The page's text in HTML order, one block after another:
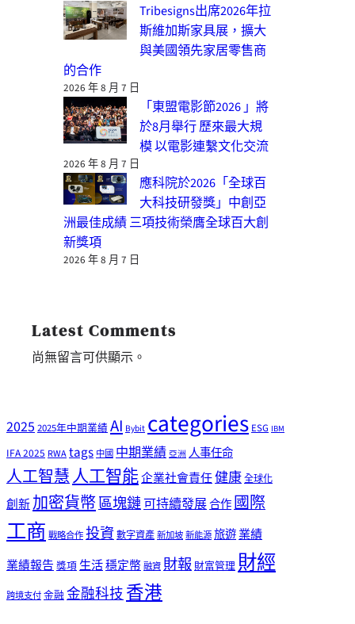
Tribesigns出席2026年拉
斯維加斯家具展，擴大
與美國領先家居零售商
的合作
2026 年 8 月 7 日
「東盟電影節2026 」將
於8月舉行 歷來最大規
模 以電影連繫文化交流
2026 年 8 月 7 日
應科院於2026「全球百
大科技研發獎」中創亞
洲最佳成績 三項技術榮膺全球百大創
新獎項
2026 年 8 月 7 日
Latest Comments
尚無留言可供顯示。
20252025年中期業績AI Bybitcategories ESG IBM
IFA 2025 RWAtags 中國 中期業績 亞洲 人事任命
人工智慧人工智能企業社會責任健康全球化
創新加密貨幣區塊鏈可持續發展合作國際
工商 戰略合作投資數字資產新加坡新能源旅遊業績
業績報告 獎項生活穩定幣融資 財報 財富管理財經
跨境支付金融 金融科技香港